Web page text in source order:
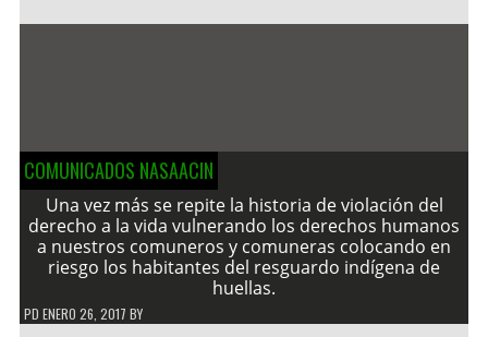
COMUNICADOS NASAACIN
Una vez más se repite la historia de violación del
derecho a la vida vulnerando los derechos humanos
a nuestros comuneros y comuneras colocando en
riesgo los habitantes del resguardo indígena de
huellas.
PD ENERO 26, 2017 BY